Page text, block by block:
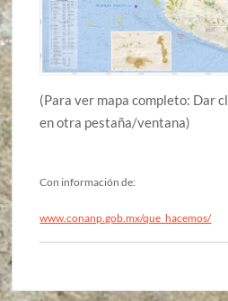
(Para ver mapa completo: Dar
en otra pestaña/ventana)
Con información de:
www.conanp.gob.mx/que_hacemos/